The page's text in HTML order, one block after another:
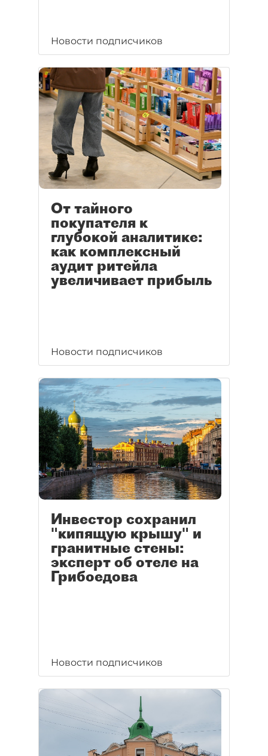
Новости подписчиков
От тайного
покупателя к
глубокой аналитике:
как комплексный
аудит ритейла
увеличивает прибыль
Новости подписчиков
Инвестор сохранил
"кипящую крышу" и
гранитные стены:
эксперт об отеле на
Грибоедова
Новости подписчиков